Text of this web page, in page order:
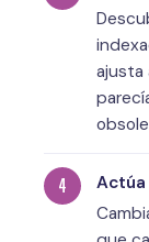
ajusta